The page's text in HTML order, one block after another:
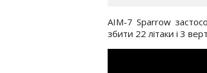
AIM-7 Sparrow
збити 22 літаки і 3